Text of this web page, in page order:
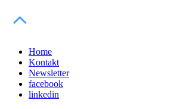
Home
Kontakt
Newsletter
facebook
linkedin